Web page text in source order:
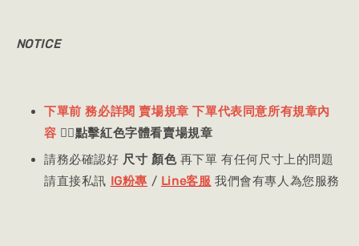
NOTICE
下單前 務必詳閱 賣場規章 下單代表同意所有規章內
容 👈🏻點擊紅色字體看賣場規章
請務必確認好 尺寸 顏色再下單 有任何尺寸上的問題
請直接私訊 IG粉專 / Line客服 我們會有專人為您服務